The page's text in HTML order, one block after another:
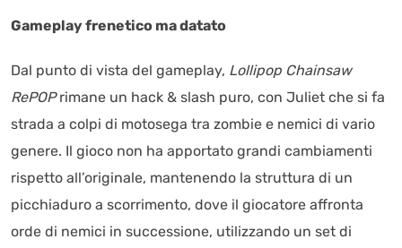
Gameplay frenetico ma datato
Dal punto di vista del gameplay, Lollipop Chainsaw
RePOPrimane un hack & slash puro, con Juliet che si fa
strada a colpi di motosega tra zombie e nemici di vario
genere. Il gioco non ha apportato grandi cambiamenti
rispetto all’originale, mantenendo la struttura di un
picchiaduro a scorrimento, dove il giocatore affronta
orde di nemici in successione, utilizzando un set di